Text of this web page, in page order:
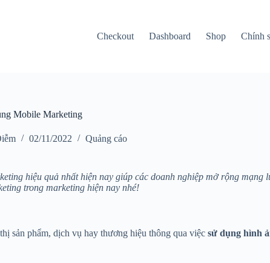
Checkout Dashboard Shop Chính
Mobile Marketing
02/11/2022 Quảng cáo
hiệu quả nhất hiện nay giúp các doanh nghiệp mở rộng
trong marketing hiện nay nhé!
sản phẩm, dịch vụ hay thương hiệu thông qua việc sử dụng hình